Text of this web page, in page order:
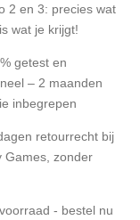
2 en 3: precies wat
wat je krijgt!
getest en
– 2 maanden
inbegrepen
retourrecht bij
Games, zonder
- bestel nu